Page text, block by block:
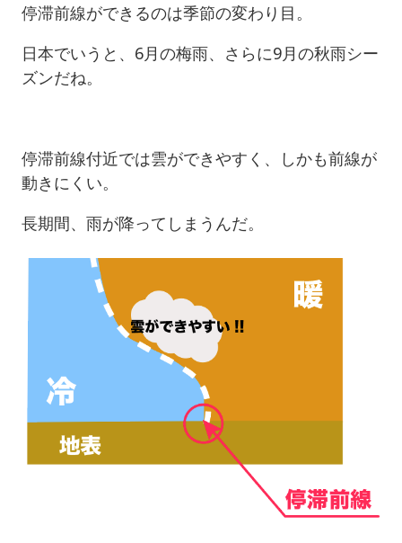
停滞前線ができるのは季節の変わり目。
日本でいうと、6月の梅雨、さらに9月の秋雨シー
ズンだね。
停滞前線付近では雲ができやすく、しかも前線が
動きにくい。
長期間、雨が降ってしまうんだ。